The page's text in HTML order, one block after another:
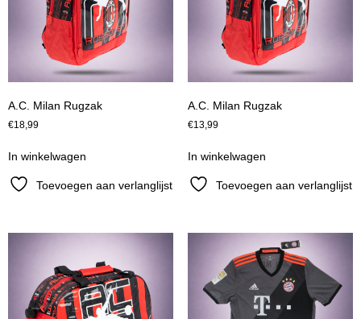
A.C. Milan Rugzak
€18,99
In winkelwagen
Toevoegen aan verlanglijst
A.C. Milan Rugzak
€13,99
In winkelwagen
Toevoegen aan verlanglijst